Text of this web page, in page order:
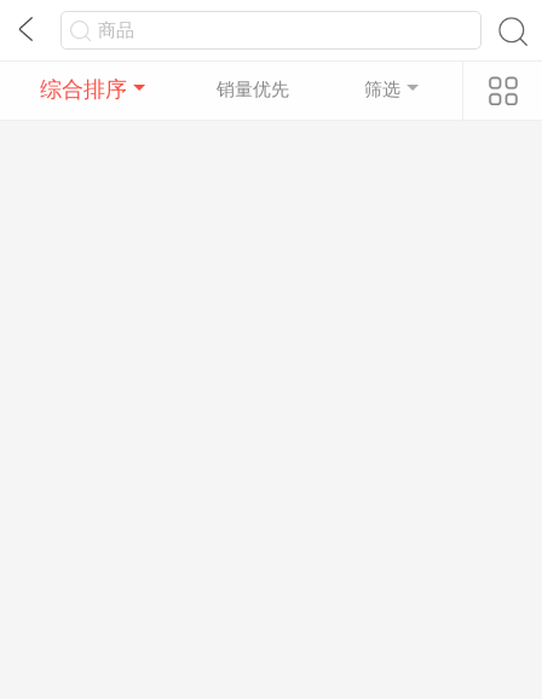
综合排序 销量优先 筛选